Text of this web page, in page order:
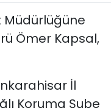
Müdürlüğüne
Ömer Kapsal,
İl
Koruma Şube